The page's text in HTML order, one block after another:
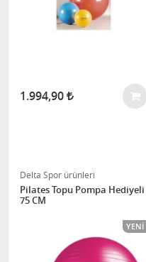
1.994,90
Delta Spor ürünleri
Pilates Topu Pompa Hediyeli
75 CM
YENI